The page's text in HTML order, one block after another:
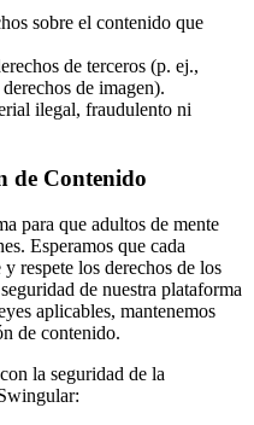
sobre el contenido que
de terceros (p. ej.,
de imagen).
ilegal, fraudulento ni
de Contenido
para que adultos de mente
Esperamos que cada
respete los derechos de los
de nuestra plataforma
aplicables, mantenemos
de contenido.
la seguridad de la